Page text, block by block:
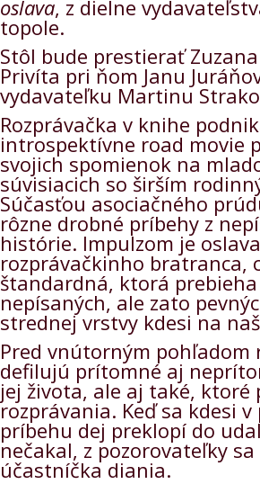
oslava, z dielne
topole.
Stôl bude prestierať
Privíta pri ňom Janu
vydavateľku Martinu
Rozprávačka v knihe
introspektívne road movie
svojich spomienok na
súvisiacich so širším
Súčasťou asociačného
rôzne drobné príbehy z
histórie. Impulzom je
rozprávačkinho bratranca,
štandardná, ktorá
nepísaných, ale zato
strednej vrstvy kdesi na
Pred vnútorným pohľadom
defilujú prítomné aj
jej života, ale aj také, ktoré
rozprávania. Keď sa kdesi v
príbehu dej preklopí do
nečakal, z pozorovateľky
účastníčka diania.